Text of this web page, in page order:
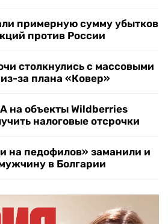
примерную сумму убытков
против России
столкнулись с массовыми
за плана «Ковер»
на объекты Wildberries
налоговые отсрочки
на педофилов» заманили и
в Болгарии